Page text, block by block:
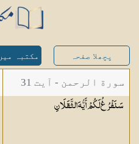
پچھلا صفحہ مکتبہ
سورة الرحمن - آیت 31
سَنَفْرُغُ لَكُمْ أَيُّهَالثَّقَلَانِ